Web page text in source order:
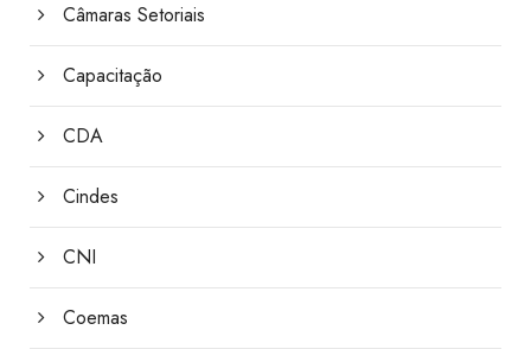
Câmaras Setoriais
Capacitação
CDA
Cindes
CNI
Coemas